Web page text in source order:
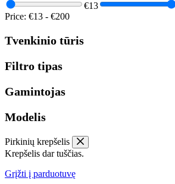
€13
Price: €13 - €200
Tvenkinio tūris
Filtro tipas
Gamintojas
Modelis
Pirkinių krepšelis
Krepšelis dar tuščias.
Grįžti į parduotuvę